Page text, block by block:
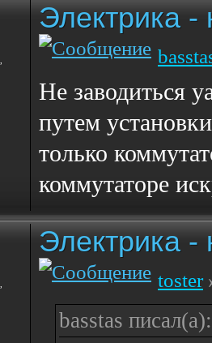
Электрика -
Не заводиться
путем
только
коммутаторе
Электрика -
toster
basstas писал(а):